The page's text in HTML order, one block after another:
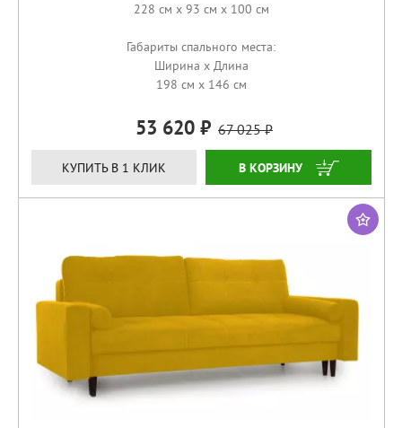
228 см x 93 см x 100 см
Габариты спального места:
Ширина x Длина
198 см x 146 см
53 620 67 025
КУПИТЬ В 1 КЛИК КУПИТЬ